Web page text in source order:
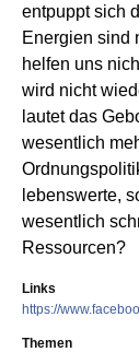
entpuppt sich
Energien sind
helfen uns
wird nicht
lautet das
wesentlich
lebenswerte,
wesentlich
Ressourcen?
Links
https://
Themen